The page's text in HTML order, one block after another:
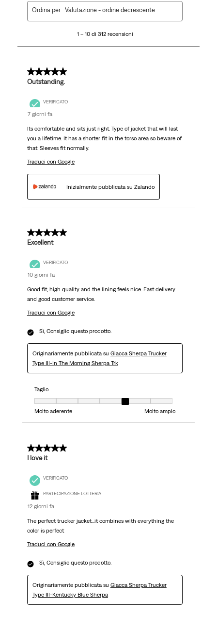
312
1 – 10 di 312 recensioni
Ordina per Valutazione - ordine decrescente
5 su 5 stelle.
Outstanding.
VERIFICATO
7 giorni fa
Its comfortable and sits just right. Type of jacket that will last
you a lifetime. It has a shorter fit in the torso area so beware of
that. Sleeves fit normally.
Traduci con Google
Inizialmente pubblicata su Zalando
5 su 5 stelle.
Excellent
VERIFICATO
10 giorni fa
Good fit, high quality and the lining feels nice. Fast delivery
and good customer service.
Traduci con Google
Sì, Consiglio questo prodotto.
Originariamente pubblicata su Giacca Sherpa Trucker
Type III-In The Morning Sherpa Trk
Taglio
Taglio, 5 su 7, dove 1 è uguale a Molto aderente e 7 è uguale a Molto
Molto aderente
Molto ampio
5 su 5 stelle.
I love it
VERIFICATO
PARTECIPAZIONE LOTTERIA
12 giorni fa
The perfect trucker jacket...it combines with everything the
color is perfect
Traduci con Google
Sì, Consiglio questo prodotto.
Originariamente pubblicata su Giacca Sherpa Trucker
Type III-Kentucky Blue Sherpa